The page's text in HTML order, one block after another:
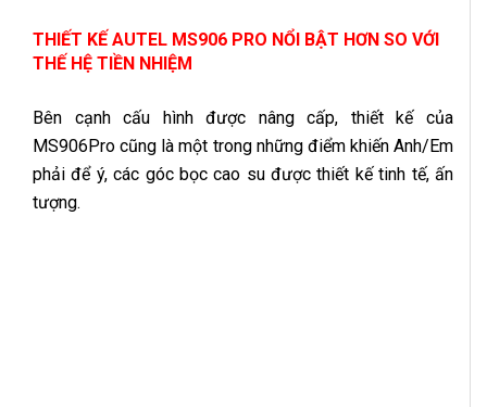
THIẾT KẾ AUTEL MS906 PRO NỔI BẬT HƠN SO VỚI
THẾ HỆ TIỀN NHIỆM
Bên cạnh cấu hình được nâng cấp, thiết kế của
MS906Pro cũng là một trong những điểm khiến Anh/Em
phải để ý, các góc bọc cao su được thiết kế tinh tế, ấn
tượng.